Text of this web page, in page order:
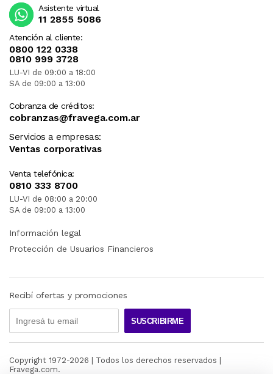
Atención al cliente:
0800 122 0338
0810 999 3728
LU-VI de 09:00 a 18:00
SA de 09:00 a 13:00
Cobranza de créditos:
cobranzas@fravega.com.ar
Servicios a empresas:
Ventas corporativas
Venta telefónica:
0810 333 8700
LU-VI de 08:00 a 20:00
SA de 09:00 a 13:00
Asistente virtual
11 2855 5086
Información legal
Protección de Usuarios Financieros
Recibí ofertas y promociones
SUSCRIBIRME
Copyright 1972-2026 | Todos los derechos reservados |
Fravega.com.